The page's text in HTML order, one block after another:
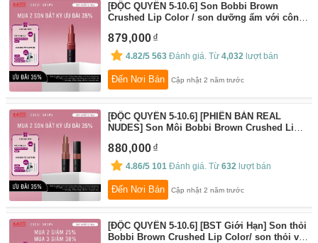
[ĐỘC QUYỀN 5-10.6] Son Bobbi Brown
Crushed Lip Color / son dưỡng ẩm với công
điểm bán chạy
879,000
4.82/5 563 Đánh giá. Từ4,032 lượt bán
Đến Nơi Bán Cập nhật 2 năm trước
[ĐỘC QUYỀN 5-10.6] [PHIÊN BẢN REAL
NUDES] Son Môi Bobbi Brown Crushed Lip
880,000
4.86/5 101 Đánh giá. Từ632 lượt bán
Đến Nơi Bán Cập nhật 2 năm trước
[ĐỘC QUYỀN 5-10.6] [BST Giới Hạn] Son thỏi
Bobbi Brown Crushed Lip Color/ son thỏi với